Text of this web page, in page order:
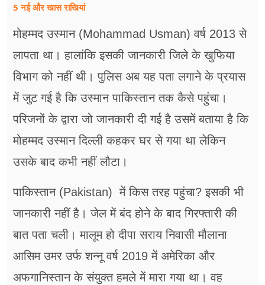
5 नई और खास राखियां
मोहम्मद उस्मान (Mohammad Usman) वर्ष 2013 से
लापता था। हालांकि इसकी जानकारी जिले के खुफिया
विभाग को नहीं थी। पुलिस अब यह पता लगाने के प्रयास
में जुट गई है कि उस्मान पाकिस्तान तक कैसे पहुंचा।
परिजनों के द्वारा जो जानकारी दी गई है उसमें बताया है कि
मोहम्मद उस्मान दिल्ली कहकर घर से गया था लेकिन
उसके बाद कभी नहीं लौटा।
पाकिस्तान (Pakistan) में किस तरह पहुंचा? इसकी भी
जानकारी नहीं है। जेल में बंद होने के बाद गिरफ्तारी की
बात पता चली। मालूम हो दीपा सराय निवासी मौलाना
आसिम उमर उर्फ शन्नू वर्ष 2019 में अमेरिका और
अफगानिस्तान के संयुक्त हमले में मारा गया था। वह